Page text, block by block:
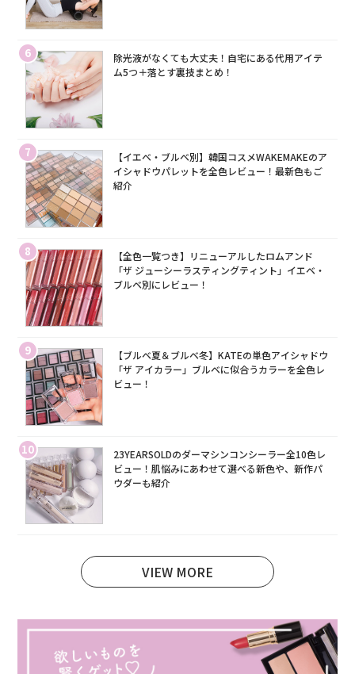
6
除光液がなくても大丈夫！自宅にある代用アイテ
ム5つ＋落とす裏技まとめ！
7
【イエベ・ブルベ別】韓国コスメWAKEMAKEのア
イシャドウパレットを全色レビュー！最新色もご
紹介
8
【全色一覧つき】リニューアルしたロムアンド
「ザ ジューシーラスティングティント」イエベ・
ブルベ別にレビュー！
9
【ブルベ夏＆ブルベ冬】KATEの単色アイシャドウ
「ザ アイカラー」ブルベに似合うカラーを全色レ
ビュー！
10
23YEARSOLDのダーマシンコンシーラー全10色レ
ビュー！肌悩みにあわせて選べる新色や、新作パ
ウダーも紹介
VIEW MORE